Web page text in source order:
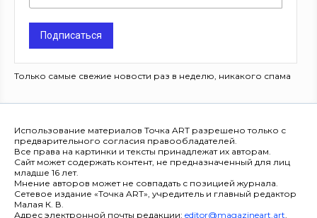
Подписаться
Только самые свежие новости раз в неделю, никакого спама
Использование материалов Точка ART разрешено только с
предварительного согласия правообладателей.
Все права на картинки и тексты принадлежат их авторам.
Сайт может содержать контент, не предназначенный для лиц
младше 16 лет.
Мнение авторов может не совпадать с позицией журнала.
Сетевое издание «Точка ART», учредитель и главный редактор
Малая К. В.
Адрес электронной почты редакции: editor@magazineart.art.